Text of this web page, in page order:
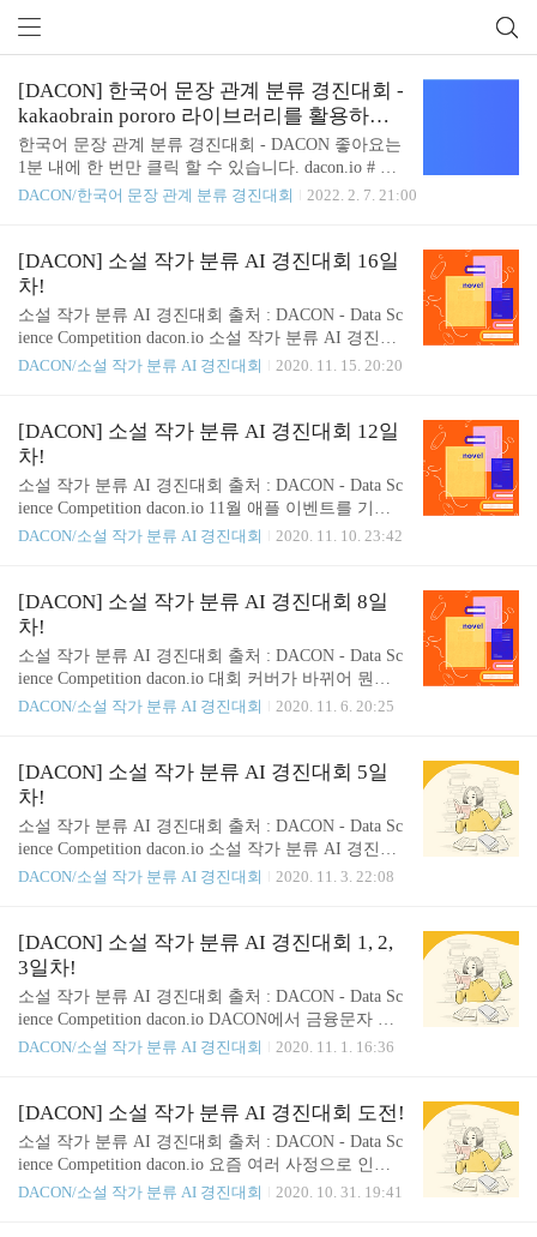
데이콘 (24)
[DACON] 한국어 문장 관계 분류 경진대회 -
kakaobrain pororo 라이브러리를 활용하여 5
분만에 결과 만들고 제출해보기!
한국어 문장 관계 분류 경진대회 - DACON 좋아요는
1분 내에 한 번만 클릭 할 수 있습니다. dacon.io # 데
이콘 ( DACON ) # 한국어 문장 관계 분류 경진대회 #
가지고 있던 kakaobrain의 pororo 라이브러리를 활용
하여 결과를 만들고 제출해본 내용을 공유해보고자
합니다. 기존에 대회에 참가한다고 하면 데이터를 구
축하고 -> 모델을 만들고 -> 학습시키고 -> 결과를 도
출하고 -> 이걸 제출 형식으로 만들어 제출 이렇게
진행하였다면 이 pororo 라이브러리를 활용하는 방식
고 -> 제출 하는 방식으로 정말 간단하게 ..
DACON/한국어 문장 관계 분류 경진대회 2022. 2. 7. 21:00
[DACON] 소설 작가 분류 AI 경진대회 16일
차!
소설 작가 분류 AI 경진대회 출처 : DACON - Data Sc
ience Competition dacon.io 소설 작가 분류 AI 경진대
회 16일차! 오늘은 DACON 코드공유 페이지에서 LA
대회 출처 : DACON - Data Science Competition dacon.
io 그리고 전처리 과정에서 아직 남아있던 프랑스어
를 조금 더 찾아서 영어로 번역하여 전처리를 진행하
였습니다. sorted_keys = sorted(keys_with_length, key=l
ambda x : -x[1]) sorted_keys = [ key[0] for key in sorted
_keys] sorted_k..
DACON/소설 작가 분류 AI 경진대회 2020. 11. 15. 20:20
[DACON] 소설 작가 분류 AI 경진대회 12일
차!
소설 작가 분류 AI 경진대회 출처 : DACON - Data Sc
ience Competition dacon.io 11월 애플 이벤트를 기다
리면서 진행한 12일차! 이번엔 베이스라인 코드에서
니다. 위키독스 온라인 책을 제작 공유하는 플랫폼
서비스 wikidocs.net 이번 시도도 NIPA에서 지원해준
수시사용자 지원 V100 GPU 환경에서 실시하였습니
다. 올 초 금융문자분석경진대회에서는 Colab을 활용
하였어서 런타임에 엄청 고통 받았었는데 덕분에 정
말 편하게 대회를 진행하는 것 같습니다. 지원해주셔
mpy as np import ..
DACON/소설 작가 분류 AI 경진대회 2020. 11. 10. 23:42
[DACON] 소설 작가 분류 AI 경진대회 8일
차!
소설 작가 분류 AI 경진대회 출처 : DACON - Data Sc
ience Competition dacon.io 대회 커버가 바뀌어 뭔가
새로운 대회를 참가하는 것 같은 느낌의 도전 8일차
8 아래로 떨어지는 것을 확인하지 못하여 이번에도
아쉽지만 7일차에서 조금씩만 변형하여 도전해보았
습니다. PorterStemmer로 어간추출 후 WordNetLemm
atizer로 표제어 추출을 하여 나온 데이터를 바탕으로
시도해보았습니다. train_dataset = pd.read_csv("./train.
csv") test_dataset = pd.read_csv("./test_x.csv") ..
DACON/소설 작가 분류 AI 경진대회 2020. 11. 6. 20:25
[DACON] 소설 작가 분류 AI 경진대회 5일
차!
소설 작가 분류 AI 경진대회 출처 : DACON - Data Sc
ience Competition dacon.io 소설 작가 분류 AI 경진대
회 5일차! 요즘 오랜만에 NLP 대회가 열려 퇴근 후가
해보았습니다. 모든 과정은 aihub에서 지원받은 GPU
환경에서 진행하였습니다. 먼저 첫 번째로 전처리 방
식에서 아주 작은 변화를 주었습니다. 먼저 영어 대
문자 소문자만 제거해주는 alpha_num 함수에 stopwor
ds에 ' 이 포함되어있는 것들이 alpha_num을 거쳤을
때 '이 삭제되지 않아 you've 같은 불용어가 제대로 제
DACON/소설 작가 분류 AI 경진대회 2020. 11. 3. 22:08
[DACON] 소설 작가 분류 AI 경진대회 1, 2,
3일차!
소설 작가 분류 AI 경진대회 출처 : DACON - Data Sc
ience Competition dacon.io DACON에서 금융문자 분
석 경진대회 이후 오랜만에 NLP대회가 열렸습니다.
이 그저 기존에 해보던 방법과 베이스라인을 참고하
고 간단한 전처리만 활용하여 시도해보았습니다. 개
발환경은 NIPA에서 지원받은 GPU서버를 활용하여
진행하였습니다. 먼저 첫 날! import pandas as pd train
_dataset = pd.read_csv("./train.csv") test_dataset = pd.re
DACON/소설 작가 분류 AI 경진대회 2020. 11. 1. 16:36
[DACON] 소설 작가 분류 AI 경진대회 도전!
소설 작가 분류 AI 경진대회 출처 : DACON - Data Sc
ience Competition dacon.io 요즘 여러 사정으로 인하
여 다른 공모전 참가도 제대로 못하고 결과물 제출도
DACON/소설 작가 분류 AI 경진대회 2020. 10. 31. 19:41